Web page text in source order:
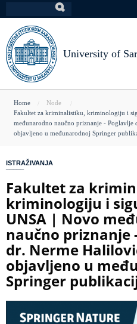
to
main
content
University of
You
are
here
Home
Node
Fakultet za kriminalistiku, kriminologiju i
međunarodno naučno priznanje -
objavljeno u međunarodnoj Springer
ISTRAŽIVANJA
Fakultet za
kriminologiju i
UNSA | Novo
naučno priznanje
dr. Nerme
objavljeno u
Springer